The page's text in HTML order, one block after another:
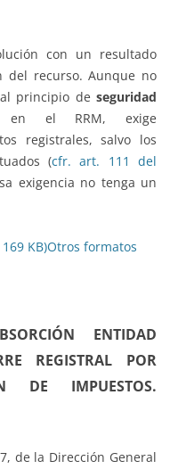
con un resultado
del recurso. Aunque no
principio de seguridad
el RRM, exige
registrales, salvo los
(cfr. art. 111 del
exigencia no tenga un
KB)Otros formatos
ENTIDAD
REGISTRAL POR
DE IMPUESTOS.
de la Dirección General